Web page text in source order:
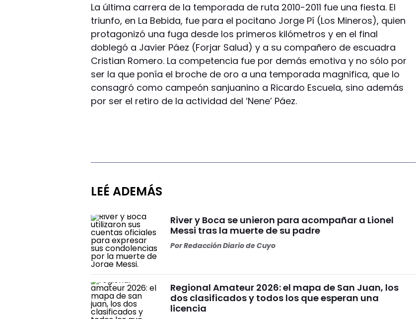
La última carrera de la temporada de ruta 2010-2011 fue una fiesta. El
triunfo, en La Bebida, fue para el pocitano Jorge Pí (Los Mineros), quien
protagonizó una fuga desde los primeros kilómetros y en el final
doblegó a Javier Páez (Forjar Salud) y a su compañero de escuadra
Cristian Romero. La competencia fue por demás emotiva y no sólo por
ser la que ponía el broche de oro a una temporada magnifica, que lo
consagró como campeón sanjuanino a Ricardo Escuela, sino además
por ser el retiro de la actividad del ‘Nene’ Páez.
LEÉ ADEMÁS
River y Boca se unieron para acompañar a Lionel
Messi tras la muerte de su padre
PorRedacción Diario de Cuyo
Regional Amateur 2026: el mapa de San Juan, los
dos clasificados y todos los que esperan una
licencia